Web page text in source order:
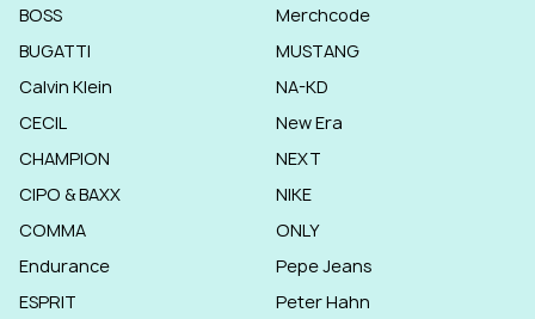
BOSS
BUGATTI
Calvin Klein
CECIL
CHAMPION
CIPO & BAXX
COMMA
Endurance
ESPRIT
Merchcode
MUSTANG
NA-KD
New Era
NEXT
NIKE
ONLY
Pepe Jeans
Peter Hahn